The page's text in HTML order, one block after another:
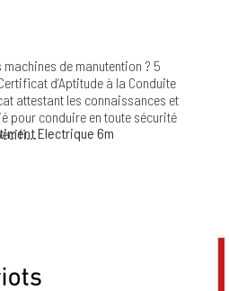
Electrique 6m
machines de manutention ? 5
d’Aptitude à la Conduite
attestant les connaissances et
pour conduire en toute sécurité